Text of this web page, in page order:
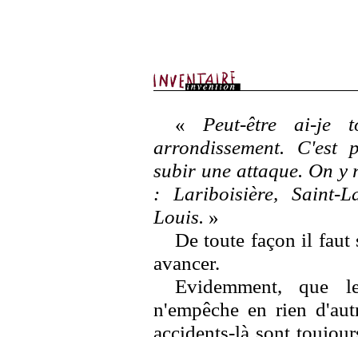
« Peut-être ai-je
arrondissement.
subir une attaque. On y
: Lariboisière, Saint-
Louis. »
De toute façon il faut
avancer.
Evidemment, que
n'empêche en rien
accidents-là sont